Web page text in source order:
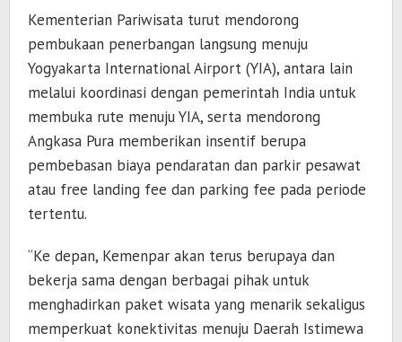
Kementerian Pariwisata turut mendorong
pembukaan penerbangan langsung menuju
Yogyakarta International Airport (YIA), antara lain
melalui koordinasi dengan pemerintah India untuk
membuka rute menuju YIA, serta mendorong
Angkasa Pura memberikan insentif berupa
pembebasan biaya pendaratan dan parkir pesawat
atau free landing fee dan parking fee pada periode
tertentu.
“Ke depan, Kemenpar akan terus berupaya dan
bekerja sama dengan berbagai pihak untuk
menghadirkan paket wisata yang menarik sekaligus
memperkuat konektivitas menuju Daerah Istimewa